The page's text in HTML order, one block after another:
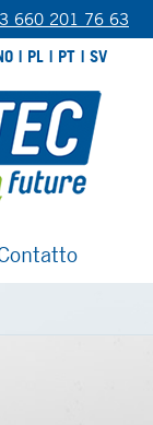
660 201 76 63
PL PT SV